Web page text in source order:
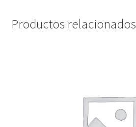
Productos relacionados